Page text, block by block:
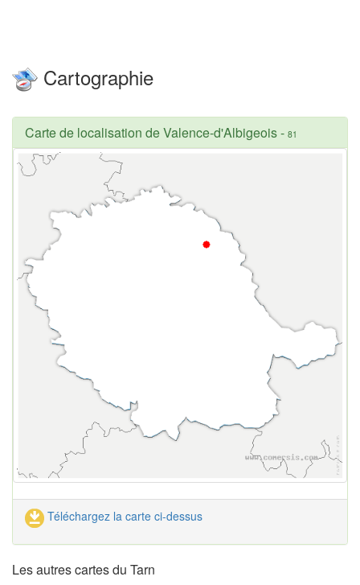
Cartographie
Carte de localisation de Valence-d'Albigeois- 81
Téléchargez la carte ci-dessus
Les autres cartes du Tarn